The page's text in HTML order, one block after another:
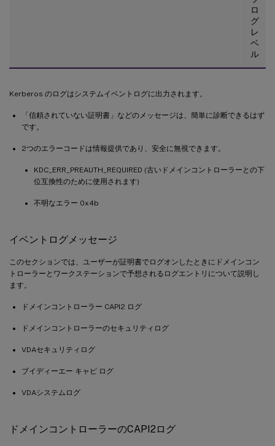
ロ
グ
レ
ベ
ル
Kerberos のログはシステムイベントログに出力されます。
「信頼されていない証明書」などのメッセージは、簡単に診断できるはず
です。
2つのエラーコードは情報提供であり、安全に無視できます。
KDC_ERR_PREAUTH_REQUIRED (古いドメインコントローラーとの下
位互換性のために使用されます)
不明なエラー 0x4b
イベントログメッセージ
このセクションでは、ユーザーが証明書でログオンしたときにドメインコン
トローラーとワークステーションで予想されるログエントリについて説明し
ます。
ドメインコントローラー CAPI2 ログ
ドメインコントローラーのセキュリティログ
VDAセキュリティログ
ブイディーエー キャピ ログ
VDAシステムログ
ドメインコントローラーのCAPI2ログ